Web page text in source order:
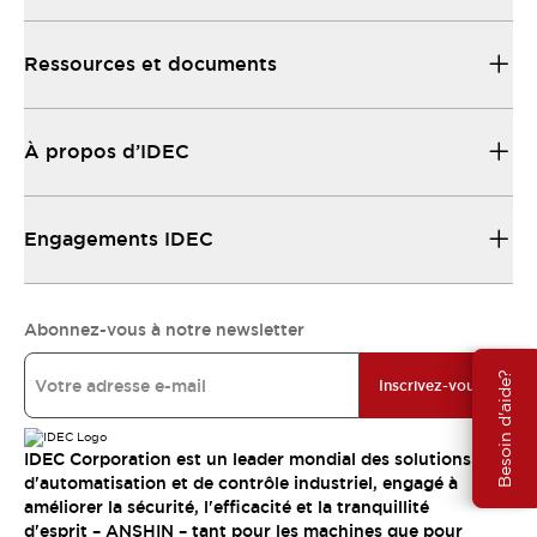
Besoin d'aide?
Ressources et documents
À propos d’IDEC
Engagements IDEC
Abonnez-vous à notre newsletter
Inscrivez-vous
IDEC Corporation est un leader mondial des solutions
d'automatisation et de contrôle industriel, engagé à
améliorer la sécurité, l'efficacité et la tranquillité
d'esprit – ANSHIN – tant pour les machines que pour